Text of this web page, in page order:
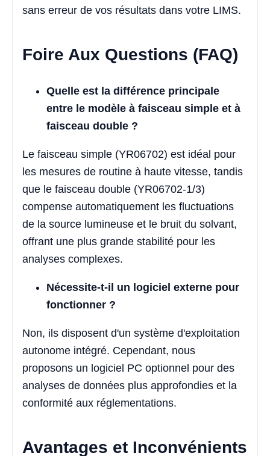
sans erreur de vos résultats dans votre LIMS.
Foire Aux Questions (FAQ)
Quelle est la différence principale
entre le modèle à faisceau simple et à
faisceau double ?
Le faisceau simple (YR06702) est idéal pour
les mesures de routine à haute vitesse, tandis
que le faisceau double (YR06702-1/3)
compense automatiquement les fluctuations
de la source lumineuse et le bruit du solvant,
offrant une plus grande stabilité pour les
analyses complexes.
Nécessite-t-il un logiciel externe pour
fonctionner ?
Non, ils disposent d'un système d'exploitation
autonome intégré. Cependant, nous
proposons un logiciel PC optionnel pour des
analyses de données plus approfondies et la
conformité aux réglementations.
Avantages et Inconvénients